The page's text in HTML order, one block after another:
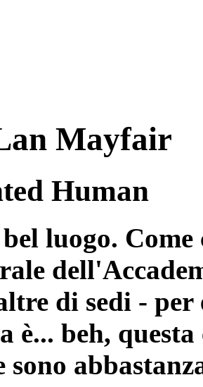
Mayfair
Human
luogo. Come
di sedi -
è... beh,
sono